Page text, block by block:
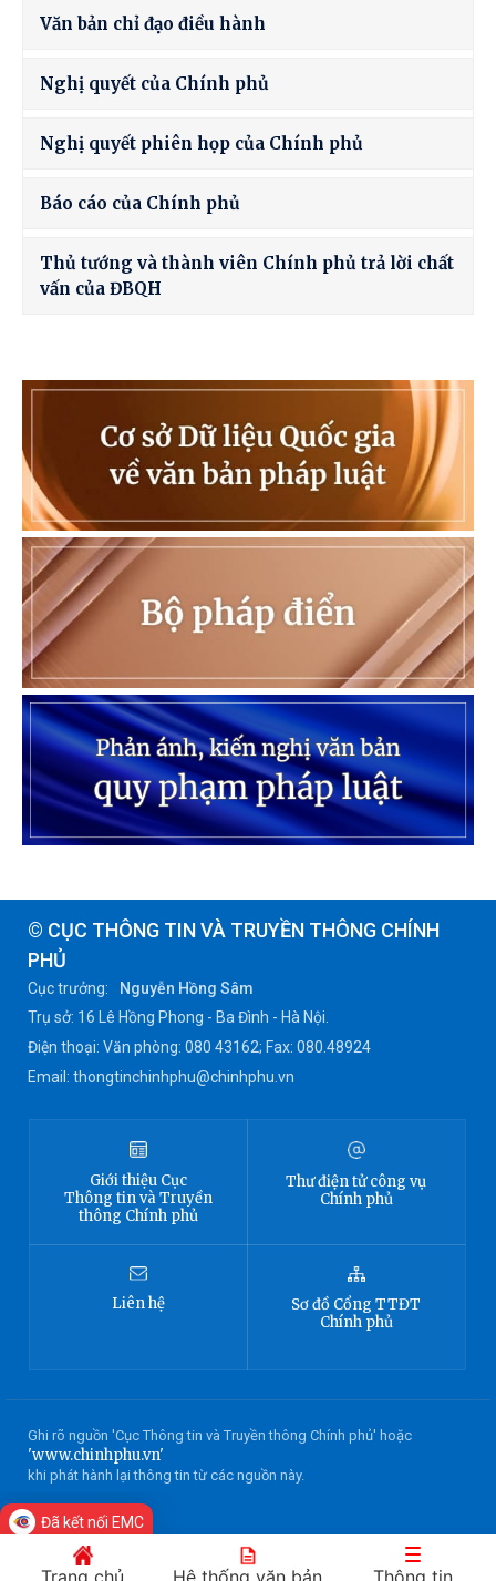
Văn bản chỉ đạo điều hành
Nghị quyết của Chính phủ
Nghị quyết phiên họp của Chính phủ
Báo cáo của Chính phủ
Thủ tướng và thành viên Chính phủ trả lời chất
vấn của ĐBQH
© CỤC THÔNG TIN VÀ TRUYỀN THÔNG CHÍNH
PHỦ
Cục trưởng:
Nguyễn Hồng Sâm
Trụ sở: 16 Lê Hồng Phong - Ba Đình - Hà Nội.
Điện thoại: Văn phòng: 080 43162; Fax: 080.48924
Email: thongtinchinhphu@chinhphu.vn
Giới thiệu Cục
Thông tinvà Truyền
thông Chính phủ
Thư điện tử công vụ
Chính phủ
Liên hệ Sơ đồ Cổng TTĐT
Chính phủ
Ghi rõ nguồn 'Cục Thông tin và Truyền thông Chính phủ' hoặc
'www.chinhphu.vn'
khi phát hành lại thông tin từ các nguồn này.
Trang chủ Hệ thống văn bản Thông tin
Đã kết nối EMC